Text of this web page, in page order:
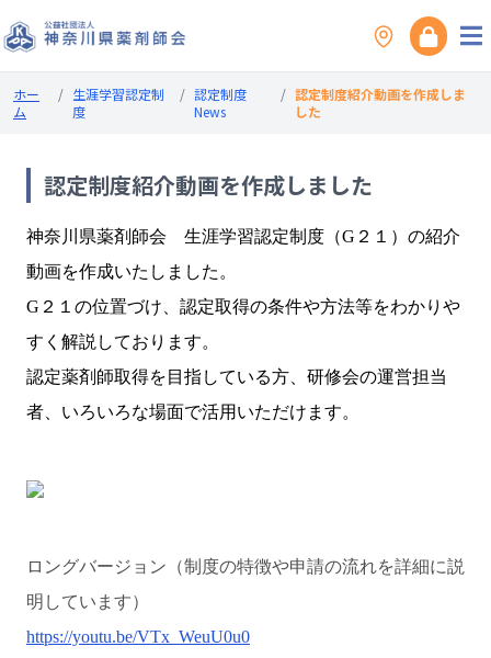
ホー
ム
/ 生涯学習認定制
度
/ 認定制度
News
/ 認定制度紹介動画を作成しま
した
認定制度紹介動画を作成しました
神奈川県薬剤師会 生涯学習認定制度（G２１）の紹介
動画を作成いたしました。
G２１の位置づけ、認定取得の条件や方法等をわかりや
すく解説しております。
認定薬剤師取得を目指している方、研修会の運営担当
者、いろいろな場面で活用いただけます。
ロングバージョン（制度の特徴や申請の流れを詳細に説
明しています）
https://youtu.be/VTx_WeuU0u0